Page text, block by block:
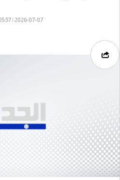
2026-07-07 | 05:57